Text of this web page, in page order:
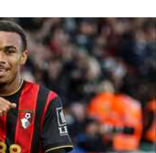
مسابقة التوقعات
فيديوهات
عدسات
آراء حرة
ركن الألعاب